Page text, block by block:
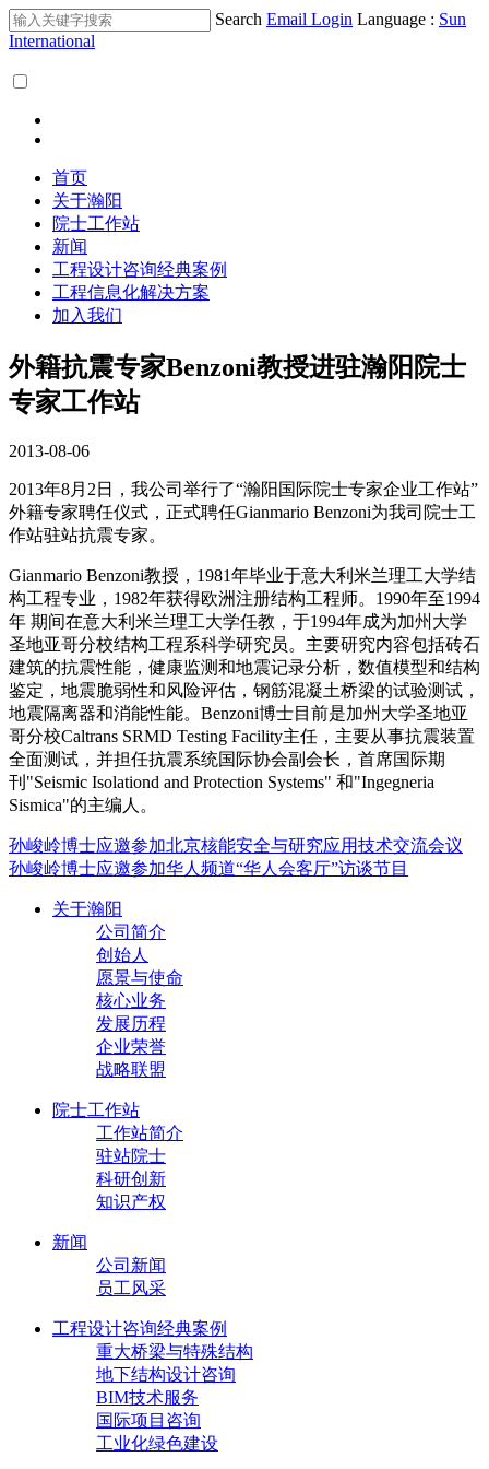
Search Email Login Language : Sun
International
首页
关于瀚阳
院士工作站
新闻
工程设计咨询经典案例
工程信息化解决方案
加入我们
外籍抗震专家Benzoni教授进驻瀚阳院士
专家工作站
2013-08-06
2013年8月2日，我公司举行了“瀚阳国际院士专家企业工作站”
外籍专家聘任仪式，正式聘任Gianmario Benzoni为我司院士工
作站驻站抗震专家。
Gianmario Benzoni教授，1981年毕业于意大利米兰理工大学结
构工程专业，1982年获得欧洲注册结构工程师。1990年至1994
年 期间在意大利米兰理工大学任教，于1994年成为加州大学
圣地亚哥分校结构工程系科学研究员。主要研究内容包括砖石
建筑的抗震性能，健康监测和地震记录分析，数值模型和结构
鉴定，地震脆弱性和风险评估，钢筋混凝土桥梁的试验测试，
地震隔离器和消能性能。Benzoni博士目前是加州大学圣地亚
哥分校Caltrans SRMD Testing Facility主任，主要从事抗震装置
全面测试，并担任抗震系统国际协会副会长，首席国际期
刊"Seismic Isolationd and Protection Systems" 和"Ingegneria
Sismica"的主编人。
孙峻岭博士应邀参加北京核能安全与研究应用技术交流会议
孙峻岭博士应邀参加华人频道“华人会客厅”访谈节目
关于瀚阳
公司简介
创始人
愿景与使命
核心业务
发展历程
企业荣誉
战略联盟
院士工作站
工作站简介
驻站院士
科研创新
知识产权
新闻
公司新闻
员工风采
工程设计咨询经典案例
重大桥梁与特殊结构
地下结构设计咨询
BIM技术服务
国际项目咨询
工业化绿色建设